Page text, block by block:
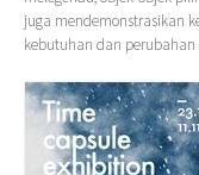
juga mendemonstrasikan
kebutuhan dan